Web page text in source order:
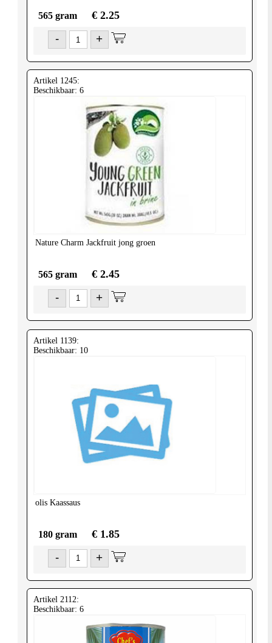
565 gram € 2.25
- +
Artikel 1245:
Beschikbaar: 6
Nature Charm Jackfruit jong groen
565 gram € 2.45
- +
Artikel 1139:
Beschikbaar: 10
olis Kaassaus
180 gram € 1.85
- +
Artikel 2112:
Beschikbaar: 6